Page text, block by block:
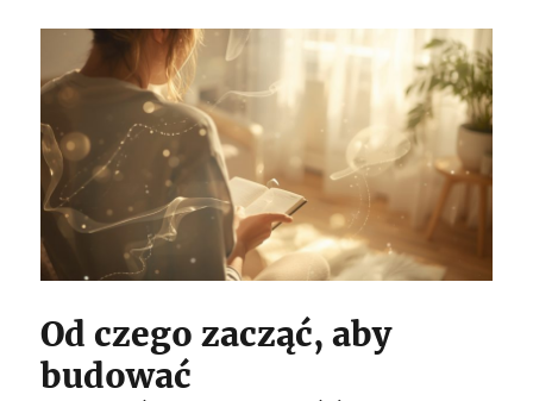
Od czego zacząć, aby
budować